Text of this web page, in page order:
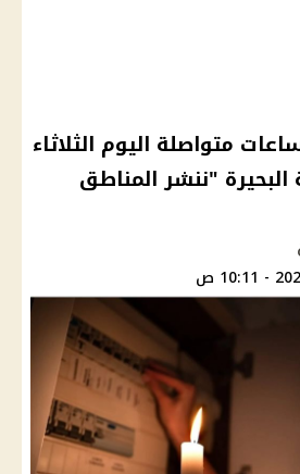
الكهرباء 8 ساعات متواصلة اليوم الثلاثاء
"ننشر المناطق